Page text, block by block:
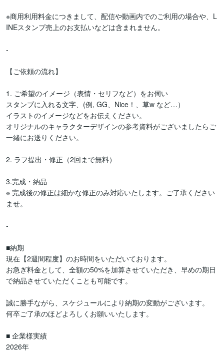
※商用利用料金につきまして、配信や動画内でのご利用の場合や、L
INEスタンプ売上のお支払いなどは含まれません。
-
【ご依頼の流れ】
1. ご希望のイメージ（表情・セリフなど）をお伺い
スタンプに入れる文字、(例, GG、Nice！、草w など…）
イラストのイメージなどをお伝えください。
オリジナルのキャラクターデザインの参考資料がございましたらご
一緒にお送りください。
2. ラフ提出・修正（2回まで無料）
3.完成・納品
※ 完成後の修正は細かな修正のみ対応いたします。ご了承ください
ませ。
-
■納期
現在【2週間程度】のお時間をいただいております。
お急ぎ料金として、全額の50%を加算させていただき、早めの期日
で納品させていただくことも可能です。
誠に勝手ながら、スケジュールにより納期の変動がございます。
何卒ご了承のほどよろしくお願いいたします。
■ 企業様実績
2026年